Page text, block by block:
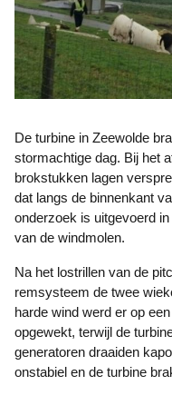
De turbine in Zeewolde brak doormidden op 4 januari, een
stormachtige dag. Bij het
brokstukken lagen
dat langs de binnenkant
onderzoek is uitgevoerd
van de windmolen.
Na het lostrillen van de pitch cilinder kon het mechanische
remsysteem de twee
harde wind werd er op
opgewekt, terwijl de
generatoren draaiden
onstabiel en de turbine